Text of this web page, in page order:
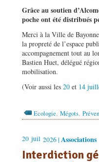
Grâce au soutien
poche ont été distribués
Merci à la Ville de
la propreté de l’espace
accompagnement tout au
Bastien Huet, délégué
mobilisation.
(Voir aussi les 20 et 14
Ecologie, Mégots,
20 juil 2026 | Associations
Interdiction